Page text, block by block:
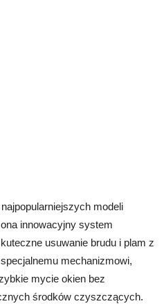
modeli
innowacyjny system
usuwanie brudu i plam z
mechanizmowi,
mycie okien bez
środków czyszczących.